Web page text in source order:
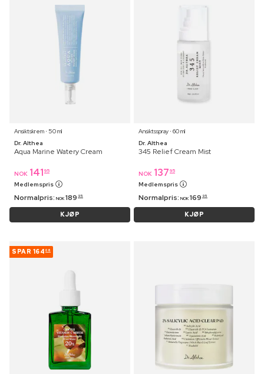
Ansiktskrem ⋅ 50 ml
Dr. Althea
Aqua Marine Watery Cream
NOK 141 95
Medlemspris
Normalpris: NOK 189 95
KJØP
Ansiktsspray ⋅ 60 ml
Dr. Althea
345 Relief Cream Mist
NOK 137 95
Medlemspris
Normalpris: NOK 169 95
KJØP
SPAR 164 06